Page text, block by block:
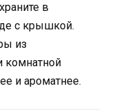
в
с крышкой.
из
комнатной
и ароматнее.